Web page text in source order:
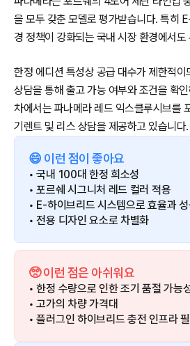
을 모두 갖춘 모델로 평가받습니다. 특히
경 정책이 강화되는 국내 시장 환경에서
한정 에디션 특성상 공급 대수가 제한적이
상담을 통해 출고 가능 여부와 조건을 확
차에서는 파나메라 레드 익스클루시브를
기렌트 및 리스 상담을 제공하고 있습니다.
😄 이런 점이 좋아요
• 국내 100대 한정 희소성
• 포르쉐 시그니처 레드 컬러 적용
• E-하이브리드 시스템으로 효율과
• 전용 디자인 요소로 차별화
🥺 이런 점은 아쉬워요
• 한정 수량으로 인한 조기 품절 가능
• 고가의 차량 가격대
• 플러그인 하이브리드 충전 인프라